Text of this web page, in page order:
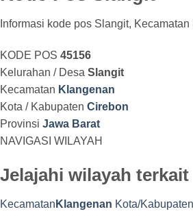
Informasi kode pos Slangit,
KODE POS 45156
Kelurahan / Desa Slangit
Kecamatan Klangenan
Kota / Kabupaten Cirebon
Provinsi Jawa Barat
NAVIGASI WILAYAH
Jelajahi wilayah terkait
Kecamatan Klangenan Kota/Kabupaten